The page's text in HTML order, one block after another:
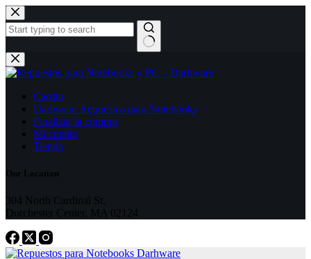
Skip
to
content
No
results
Carrito
Darhware Repuestos para Notebooks
Finalizar la compra
Mi cuenta
Tienda
Our Location
304 North Cardinal St.
Dorchester Center, MA 02124